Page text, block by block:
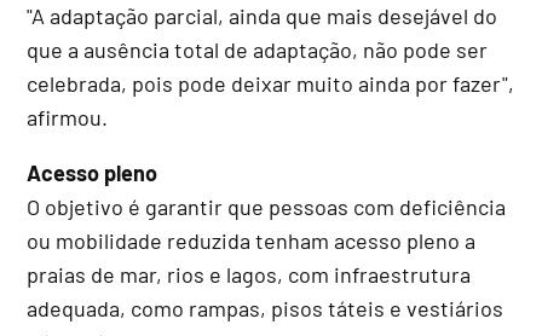
"A adaptação parcial, ainda que mais desejável do
que a ausência total de adaptação, não pode ser
celebrada, pois pode deixar muito ainda por fazer",
afirmou.
Acesso pleno
O objetivo é garantir que pessoas com deficiência
ou mobilidade reduzida tenham acesso pleno a
praias de mar, rios e lagos, com infraestrutura
adequada, como rampas, pisos táteis e vestiários